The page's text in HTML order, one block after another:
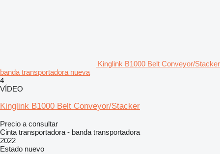
Kinglink B1000 Belt Conveyor/Stacker
banda transportadora nueva
4
VÍDEO
Kinglink B1000 Belt Conveyor/Stacker
Precio a consultar
Cinta transportadora - banda transportadora
2022
Estado nuevo